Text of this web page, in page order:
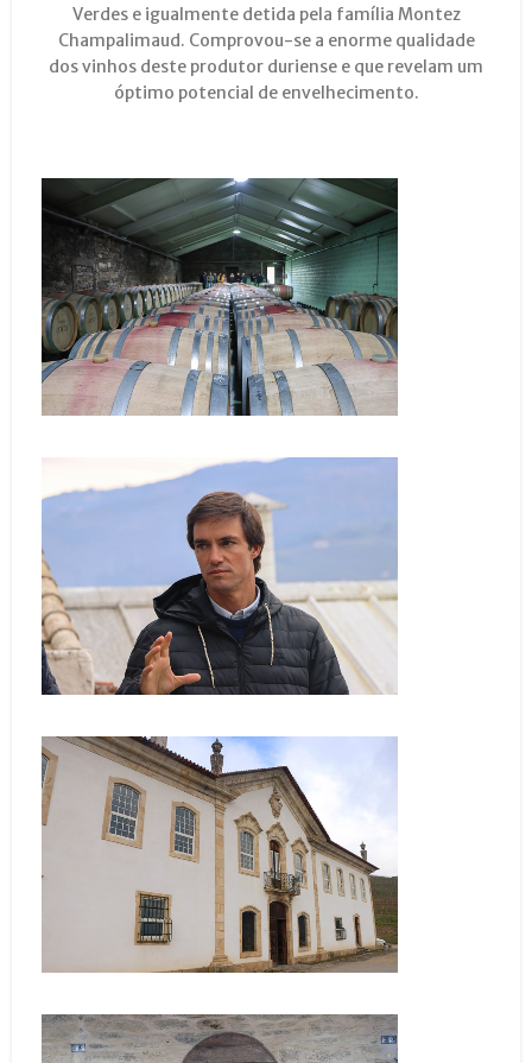
Verdes e igualmente detida pela família Montez
Champalimaud. Comprovou-se a enorme qualidade
dos vinhos deste produtor duriense e que revelam um
óptimo potencial de envelhecimento.